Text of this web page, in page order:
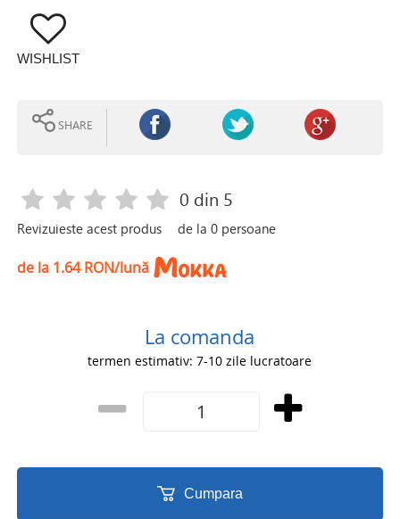
WISHLIST
SHARE
Revizuieste acest produs
0 din 5
de la0 persoane
de la 1.64 RON/lună
La comanda
termen estimativ: 7-10 zile lucratoare
Cumpara